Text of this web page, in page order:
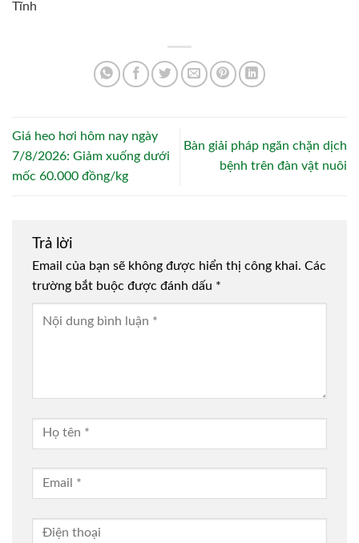
Tĩnh
Giá heo hơi hôm nay ngày
7/8/2026: Giảm xuống dưới
mốc 60.000 đồng/kg
Bàn giải pháp ngăn chặn dịch
bệnh trên đàn vật nuôi
Trả lời
Email của bạn sẽ không được hiển thị công khai. Các
trường bắt buộc được đánh dấu *